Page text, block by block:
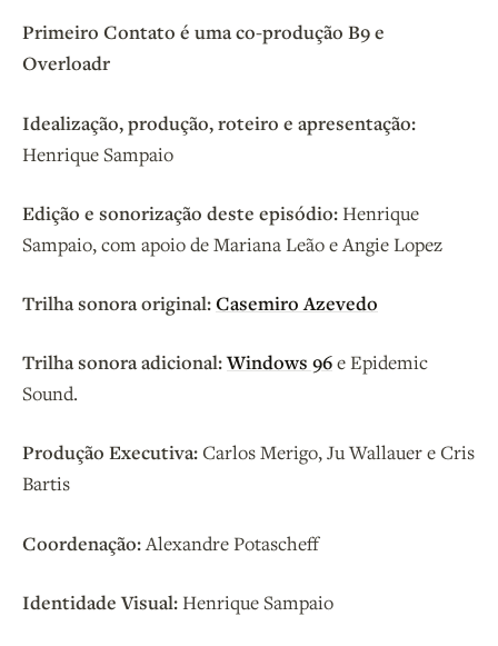
Primeiro Contato é uma co-produção B9 e
Overloadr
Idealização, produção, roteiro e apresentação:
Henrique Sampaio
Edição e sonorização deste episódio:Henrique
Sampaio, com apoio de Mariana Leão e Angie Lopez
Trilha sonora original:Casemiro Azevedo
Trilha sonora adicional:Windows 96e Epidemic
Sound.
Produção Executiva:Carlos Merigo, Ju Wallauer e Cris
Bartis
Coordenação: Alexandre Potascheff
Identidade Visual:Henrique Sampaio